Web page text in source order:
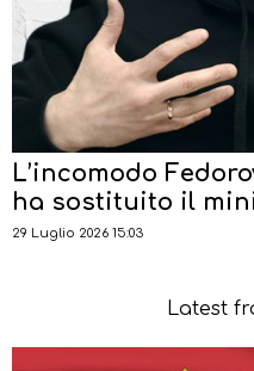
L’incomodo
ha sostituito il
29 Luglio 2026 15:03
Latest